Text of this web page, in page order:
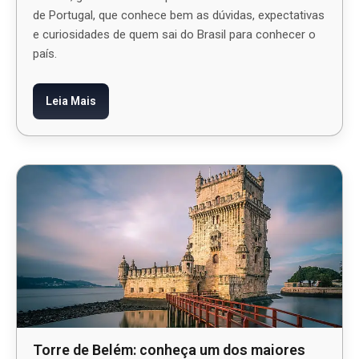
de Portugal, que conhece bem as dúvidas, expectativas
e curiosidades de quem sai do Brasil para conhecer o
país.
Leia Mais
Torre de Belém: conheça um dos maiores